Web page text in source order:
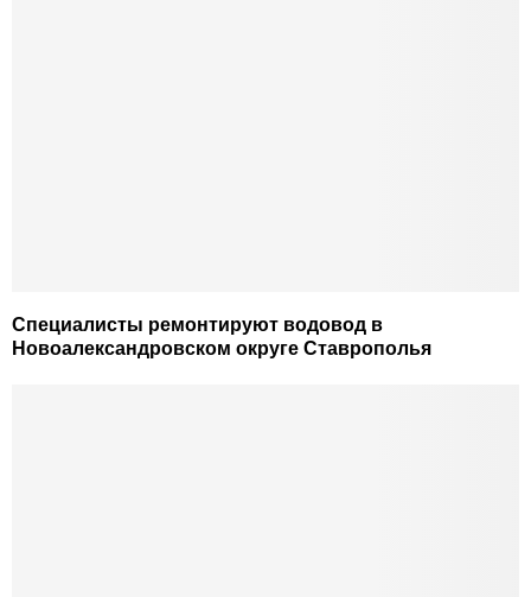
Специалисты ремонтируют водовод в
Новоалександровском округе Ставрополья